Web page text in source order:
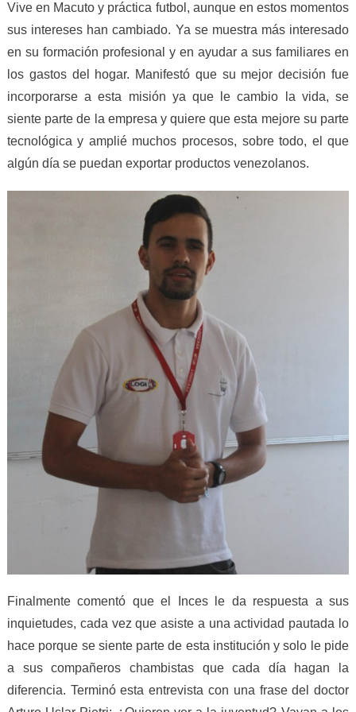
Vive en Macuto y práctica futbol, aunque en estos momentos
sus intereses han cambiado. Ya se muestra más interesado
en su formación profesional y en ayudar a sus familiares en
los gastos del hogar. Manifestó que su mejor decisión fue
incorporarse a esta misión ya que le cambio la vida, se
siente parte de la empresa y quiere que esta mejore su parte
tecnológica y amplié muchos procesos, sobre todo, el que
algún día se puedan exportar productos venezolanos.
Finalmente comentó que el Inces le da respuesta a sus
inquietudes, cada vez que asiste a una actividad pautada lo
hace porque se siente parte de esta institución y solo le pide
a sus compañeros chambistas que cada día hagan la
diferencia. Terminó esta entrevista con una frase del doctor